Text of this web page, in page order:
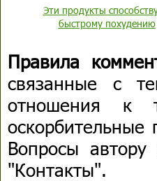
Эти продукты
быстрому похудению
Правила
связанные с
отношения к
Вопросы автору
"Контакты".